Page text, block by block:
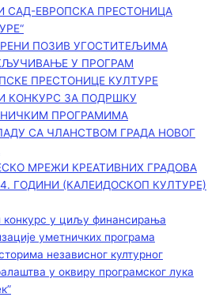
САД-ЕВРОПСКА ПРЕСТОНИЦА
ПОЗИВ УГОСТИТЕЉИМА
У ПРОГРАМ
ПРЕСТОНИЦЕ КУЛТУРЕ
КОНКУРС ЗА ПОДРШКУ
ПРОГРАМИМА
СА ЧЛАНСТВОМ ГРАДА НОВОГ
МРЕЖИ КРЕАТИВНИХ ГРАДОВА
ГОДИНИ (КАЛЕИДОСКОП КУЛТУРЕ)
конкурс у циљу финансирања
уметничких програма
независног културног
у оквиру програмског лука